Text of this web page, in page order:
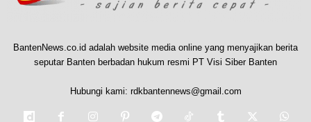
BantenNews.co.id adalah website media online yang menyajikan berita
seputar Banten berbadan hukum resmi PT Visi Siber Banten
Hubungi kami: rdkbantennews@gmail.com